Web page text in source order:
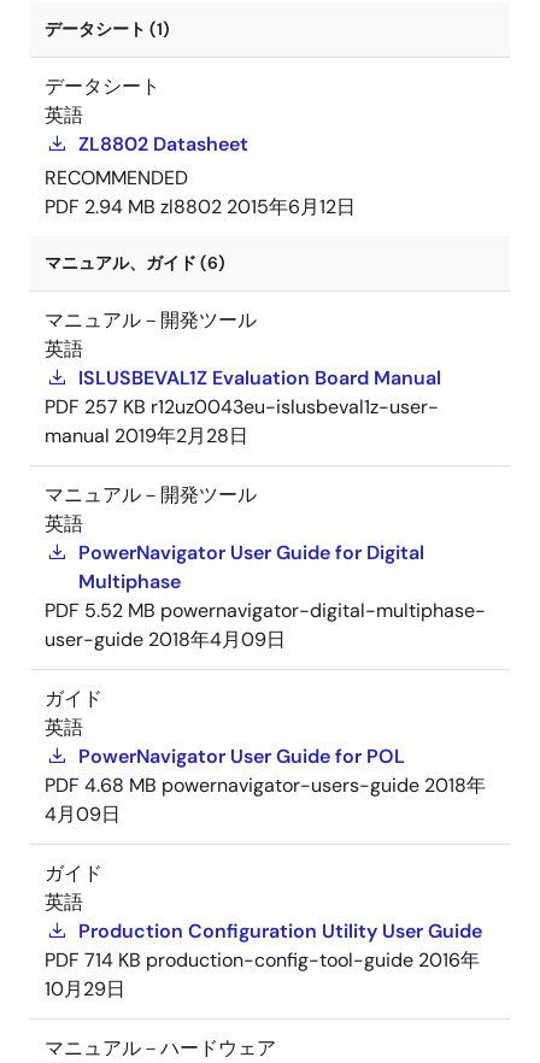
データシート (1)
データシート
英語
ZL8802 Datasheet
RECOMMENDED
PDF 2.94 MB zl8802 2015年6月12日
マニュアル、ガイド (6)
マニュアル－開発ツール
英語
ISLUSBEVAL1Z Evaluation Board Manual
PDF 257 KB r12uz0043eu-islusbeval1z-user-
manual 2019年2月28日
マニュアル－開発ツール
英語
PowerNavigator User Guide for Digital
Multiphase
PDF 5.52 MB powernavigator-digital-multiphase-
user-guide 2018年4月09日
ガイド
英語
PowerNavigator User Guide for POL
PDF 4.68 MB powernavigator-users-guide 2018年
4月09日
ガイド
英語
Production Configuration Utility User Guide
PDF 714 KB production-config-tool-guide 2016年
10月29日
マニュアル－ハードウェア